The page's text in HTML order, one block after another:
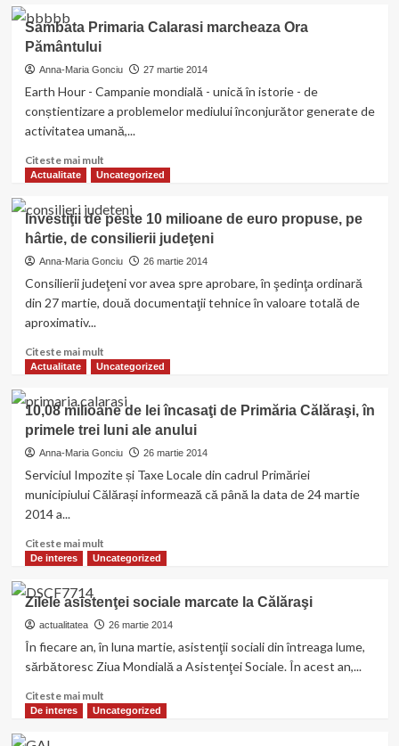
PNL
Școlii
Vodă
au
sărbătorit
Ziua
Calității
Sambata Primaria Calarasi marcheaza Ora
Pământului
Anna-Maria Gonciu 27 martie 2014
Earth Hour - Campanie mondială - unică în istorie - de
conștientizare a problemelor mediului înconjurător generate de
activitatea umană,...
Citeste mai multRead
more
Sambata
Primaria
Calarasi
marcheaza
Pământului
Actualitate Uncategorized
Investiţii de peste 10 milioane de euro propuse, pe
hârtie, de consilierii judeţeni
Anna-Maria Gonciu 26 martie 2014
Consilierii judeţeni vor avea spre aprobare, în şedinţa ordinară
din 27 martie, două documentaţii tehnice în valoare totală de
aproximativ...
Citeste mai multRead
more
Investiţii
de
peste
10
milioane
euro
hârtie,
de
judeţeni
Actualitate Uncategorized
10,08 milioane de lei încasaţi de Primăria Călăraşi, în
primele trei luni ale anului
Anna-Maria Gonciu 26 martie 2014
Serviciul Impozite și Taxe Locale din cadrul Primăriei
municipiului Călărași informează că până la data de 24 martie
2014 a...
Citeste mai multRead
more
milioane
de
lei
încasaţi
Primăria
Călăraşi,
De interes Uncategorized
Zilele asistenţei sociale marcate la Călăraşi
actualitatea 26 martie 2014
În fiecare an, în luna martie, asistenţii sociali din întreaga lume,
sărbătoresc Ziua Mondială a Asistenţei Sociale. În acest an,...
Citeste mai multRead
more
De interes Uncategorized